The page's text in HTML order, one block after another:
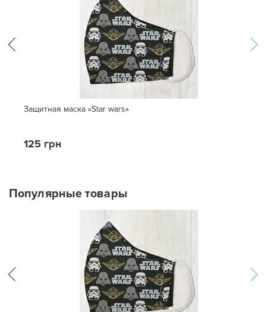
Защитная маска «Star wars»
125 грн
Популярные товары